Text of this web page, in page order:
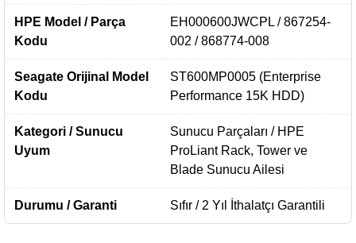
HPE Model / Parça
Kodu
EH000600JWCPL / 867254-
002 / 868774-008
Seagate Orijinal Model
Kodu
ST600MP0005 (Enterprise
Performance 15K HDD)
Kategori / Sunucu
Uyum
Sunucu Parçaları / HPE
ProLiant Rack, Tower ve
Blade Sunucu Ailesi
Durumu / Garanti Sıfır / 2 Yıl İthalatçı Garantili